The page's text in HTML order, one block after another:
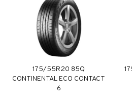
175/55R20 85Q
CONTINENTAL ECO CONTACT
6